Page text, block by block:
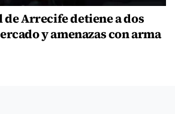
de Arrecife detiene a dos
y amenazas con arma